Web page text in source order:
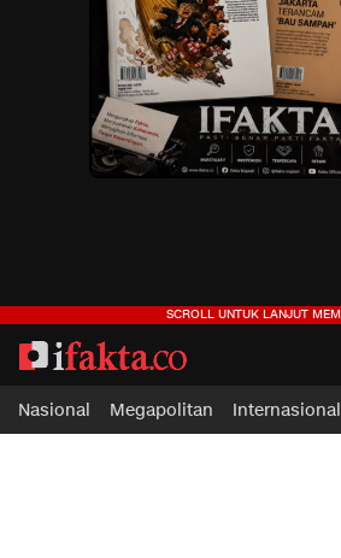
ifakta.co
#pastibenar
Nasional Megapolitan Internasional